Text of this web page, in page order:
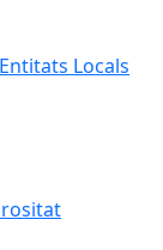
Locals